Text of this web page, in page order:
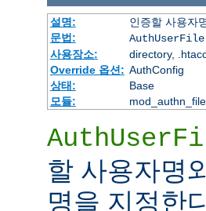
설명:
인증할 사용자
문법:
AuthUserFile
사용장소:
directory,
Override 옵션: AuthConfig
상태:
Base
모듈:
mod_authn_file
할 사용자명
명을 지정한